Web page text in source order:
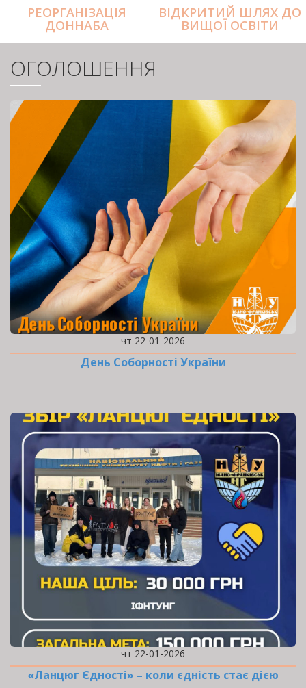
РЕОРГАНІЗАЦІЯ
ДОННАБА
ВІДКРИТИЙ ШЛЯХ ДО
ВИЩОЇ ОСВІТИ
ОГОЛОШЕННЯ
чт 22-01-2026
День Соборності України
чт 22-01-2026
«Ланцюг Єдності» – коли єдність стає дією